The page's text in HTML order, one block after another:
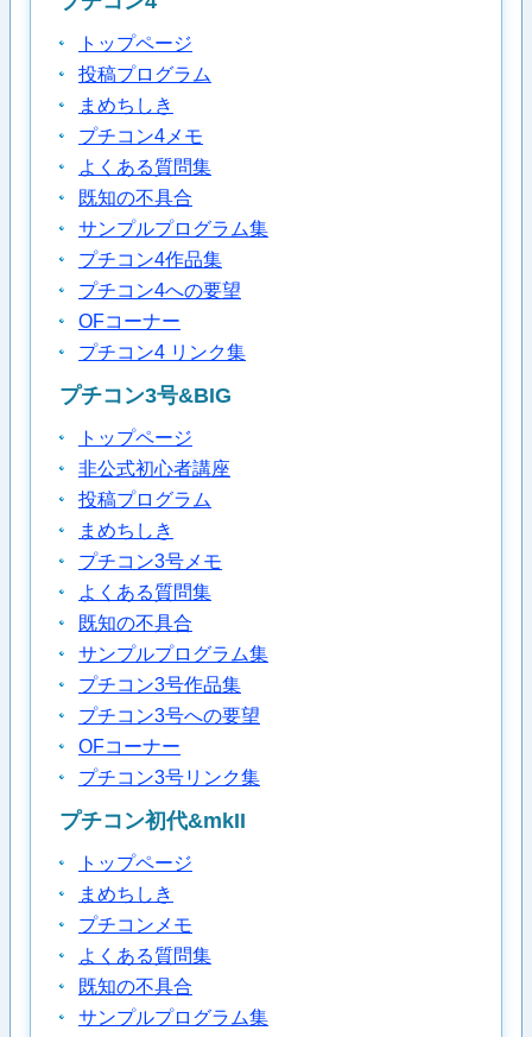
トップページ
投稿プログラム
まめちしき
プチコン4メモ
よくある質問集
既知の不具合
サンプルプログラム集
プチコン4作品集
プチコン4への要望
OFコーナー
プチコン4 リンク集
プチコン3号&BIG
トップページ
非公式初心者講座
投稿プログラム
まめちしき
プチコン3号メモ
よくある質問集
既知の不具合
サンプルプログラム集
プチコン3号作品集
プチコン3号への要望
OFコーナー
プチコン3号リンク集
プチコン初代&mkII
トップページ
まめちしき
プチコンメモ
よくある質問集
既知の不具合
サンプルプログラム集